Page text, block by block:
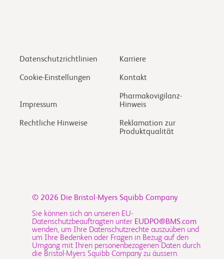
Datenschutzrichtlinien
Cookie-Einstellungen
Impressum
Rechtliche Hinweise
Karriere
Kontakt
Pharmakovigilanz-
Hinweis
Reklamation zur
Produktqualität
© 2026 Die Bristol-Myers Squibb Company
Sie können sich an unseren EU-
Datenschutzbeauftragten unter EUDPO@BMS.com
wenden, um Ihre Datenschutzrechte auszuüben und
um Ihre Bedenken oder Fragen in Bezug auf den
Umgang mit Ihren personenbezogenen Daten durch
die Bristol-Myers Squibb Company zu äussern.